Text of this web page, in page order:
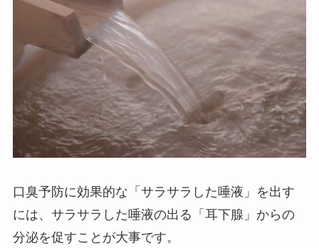
口臭予防に効果的な「サラサラした唾液」を出す
には、サラサラした唾液の出る「耳下腺」からの
分泌を促すことが大事です。